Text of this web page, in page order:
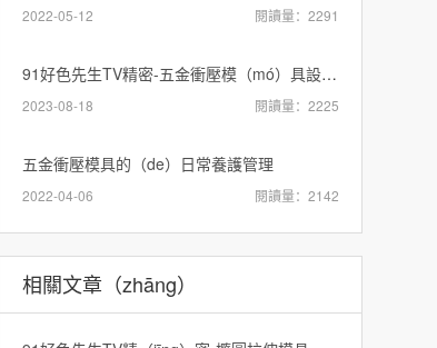
2022-05-12 閱讀量：2291
91好色先生TV精密-五金衝壓模（mó）具設計用什麽軟件好
2023-08-18 閱讀量：2225
五金衝壓模具的（de）日常養護管理
2022-04-06 閱讀量：2142
相關文章（zhāng）